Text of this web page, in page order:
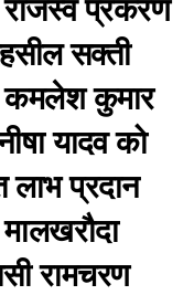
राजस्व प्रकरण
सक्ती
कमलेश कुमार
यादव को
लाभ प्रदान
रामचरण